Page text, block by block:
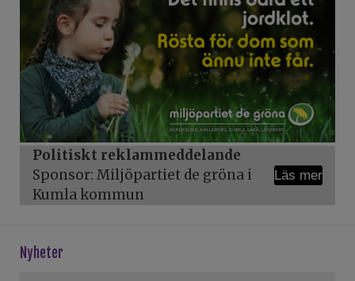
Politiskt reklammeddelande
Sponsor: Miljöpartiet de gröna i
Kumla kommun
Läs mer
Nyheter